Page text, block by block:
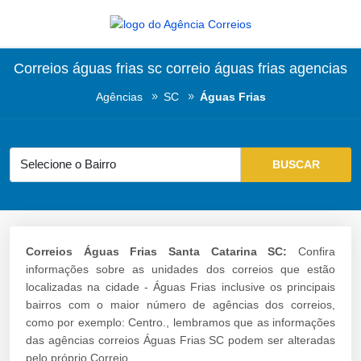
Correios águas frias sc correio águas frias agencias
Agências SC Águas Frias
Correios Águas Frias Santa Catarina SC: Confira
informações sobre as unidades dos correios que estão
localizadas na cidade - Águas Frias inclusive os principais
bairros com o maior número de agências dos correios,
como por exemplo: Centro., lembramos que as informações
das agências correios Águas Frias SC podem ser alteradas
pelo próprio Correio.